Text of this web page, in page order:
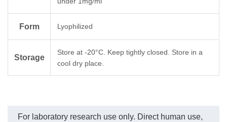
Form Lyophilized
Storage
Store at -20°C. Keep tightly closed. Store in a
cool dry place.
For laboratory research use only. Direct human use,